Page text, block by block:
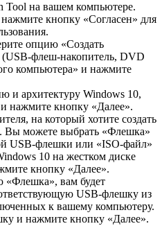
Tool на вашем компьютере.
кнопку «Согласен» для
опцию «Создать
(USB-флеш-накопитель, DVD
компьютера» и нажмите
и архитектуру Windows 10,
и нажмите кнопку «Далее».
на который хотите создать
Вы можете выбрать «Флешка»
USB-флешки или «ISO-файл»
10 на жестком диске
кнопку «Далее».
вам будет
USB-флешку из
к вашему компьютеру.
и нажмите кнопку «Далее».